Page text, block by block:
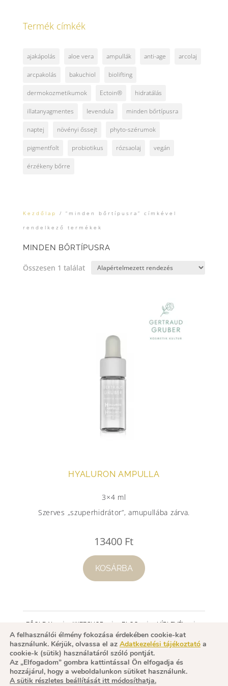
Kezdőlap
/ “minden bőrtípusra” címkével
rendelkező termékek
MINDEN BŐRTÍPUSRA
Összesen 1 találat
HYALURON AMPULLA
3×4 ml
Szerves „szuperhidrátor”, amupullába zárva.
13400 Ft
KOSÁRBA
Termék címkék
ajakápolás aloe vera ampullák anti-age arcolaj
arcpakolás bakuchiol biolifting
dermokozmetikumok Ectoin® hidratálás
illatanyagmentes levendula minden bőrtípusra
naptej növényi őssejt phyto-szérumok
pigmentfolt probiotikus rózsaolaj vegán
érzékeny bőrre
FŐOLDAL WEBSHOP BLOG HÍRLEVÉL
FACEBOOK MINŐSÍTÉS
ADATKEZELÉSI TÁJÉKOZTATÓ ÁSZF
IMPRESSZUM KAPCSOLAT
– – COPYRIGHT 2016 – – GERTRAUD GRUBER SHOP
A felhasználói élmény fokozása érdekében cookie-kat
használunk. Kérjük, olvassa el az Adatkezelési tájékoztató a
cookie-k (sütik) használatáról szóló pontját.
Az „Elfogadom” gombra kattintással Ön elfogadja és
hozzájárul, hogy a weboldalunkon sütiket használunk.
A sütik részletes beállítását itt módosíthatja.